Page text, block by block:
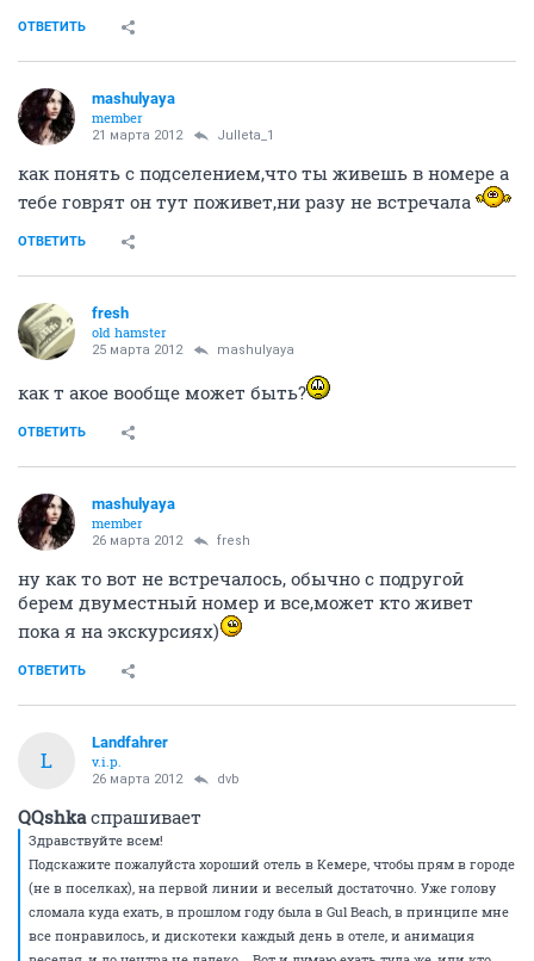
ОТВЕТИТЬ
mashulyaya
member
21 марта 2012 Julleta_1
как понять с подселением,что ты живешь в номере а
тебе говрят он тут поживет,ни разу не встречала
ОТВЕТИТЬ
fresh
old hamster
25 марта 2012 mashulyaya
как т акое вообще может быть?
ОТВЕТИТЬ
mashulyaya
member
26 марта 2012 fresh
ну как то вот не встречалось, обычно с подругой
берем двуместный номер и все,может кто живет
пока я на экскурсиях)
ОТВЕТИТЬ
L
Landfahrer
v.i.p.
26 марта 2012 dvb
QQshkaспрашивает
Здравствуйте всем!
Подскажите пожалуйста хороший отель в Кемере, чтобы прям в городе
(не в поселках), на первой линии и веселый достаточно. Уже голову
сломала куда ехать, в прошлом году была в Gul Beach, в принципе мне
все понравилось, и дискотеки каждый день в отеле, и анимация